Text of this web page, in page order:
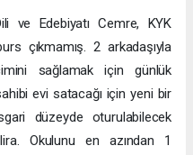
ve Edebiyatı Cemre, KYK
çıkmamış. 2 arkadaşıyla
sağlamak için günlük
evi satacağı için yeni bir
düzeyde oturulabilecek
Okulunu en azından 1